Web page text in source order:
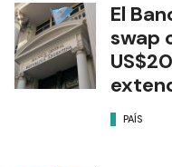
El
swap
PAÍS